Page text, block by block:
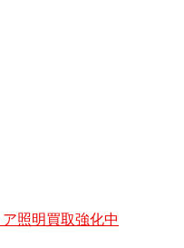
照明買取強化中